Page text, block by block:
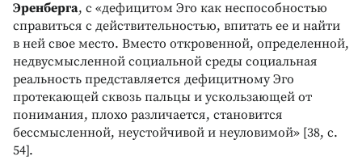
Эренберга, с «дефицитом Эго как неспособностью
справиться с действительностью, впитать ее и найти
в ней свое место. Вместо откровенной, определенной,
недвусмысленной социальной среды социальная
реальность представляется дефицитному Эго
протекающей сквозь пальцы и ускользающей от
понимания, плохо различается, становится
бессмысленной, неустойчивой и неуловимой» [38, c.
54].